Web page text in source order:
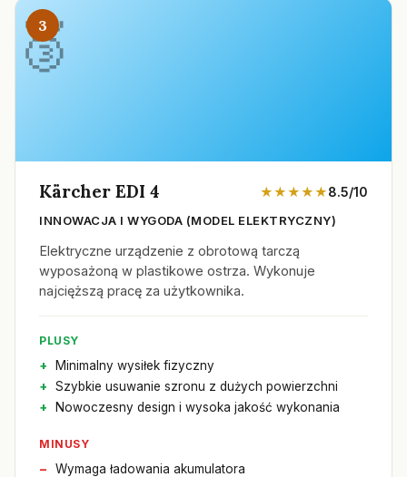
3
Kärcher EDI 4 ★★★★★8.5/10
INNOWACJA I WYGODA (MODEL ELEKTRYCZNY)
Elektryczne urządzenie z obrotową tarczą
wyposażoną w plastikowe ostrza. Wykonuje
najcięższą pracę za użytkownika.
PLUSY
Minimalny wysiłek fizyczny
Szybkie usuwanie szronu z dużych powierzchni
Nowoczesny design i wysoka jakość wykonania
MINUSY
Wymaga ładowania akumulatora